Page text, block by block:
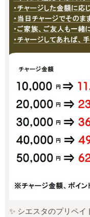
✨ シエスタのプリペイ